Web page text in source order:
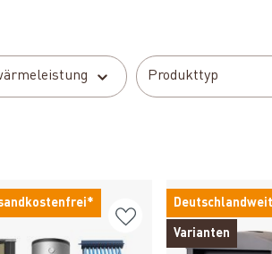
Produkttyp
Varianten